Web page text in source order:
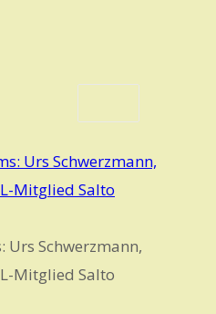
Urs Schwerzmann,
Mitglied Salto